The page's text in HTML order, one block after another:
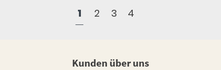
1 2 3 4
Kunden über uns